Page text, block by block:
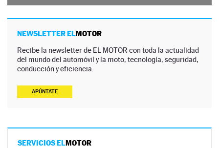
NEWSLETTER ELMOTOR
Recibe la newsletter de EL MOTOR con toda la actualidad
del mundo del automóvil y la moto, tecnología, seguridad,
conducción y eficiencia.
APÚNTATE
SERVICIOS ELMOTOR